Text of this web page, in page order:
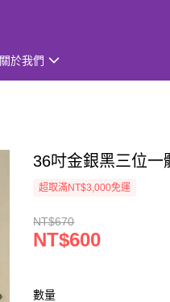
關於我們
36吋金銀黑三位一
超取滿NT$3,000免運
NT$670
NT$600
數量